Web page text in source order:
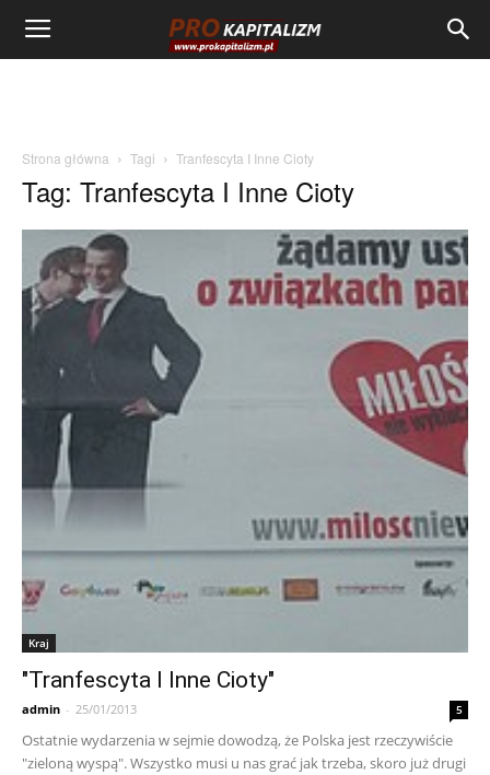
Strona główna Tagi Tranfescyta I Inne Cioty
Tag: Tranfescyta I Inne Cioty
Kraj
"Tranfescyta I Inne Cioty"
admin - 25/01/2013 5
Ostatnie wydarzenia w sejmie dowodzą, że Polska jest rzeczywiście
"zieloną wyspą". Wszystko musi u nas grać jak trzeba, skoro już drugi